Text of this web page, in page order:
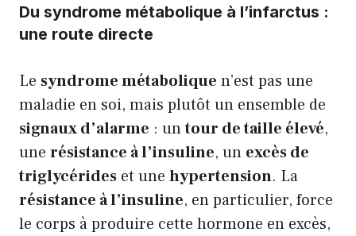
Du syndrome métabolique à l’infarctus :
une route directe
Le syndrome métabolique n’est pas une
maladie en soi, mais plutôt un ensemble de
signaux d’alarme : untour de taille élevé,
une résistance à l’insuline, un excès de
triglycérides et une hypertension. La
résistance à l’insuline, en particulier, force
le corps à produire cette hormone en excès,